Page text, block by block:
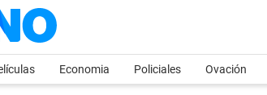
Economia Policiales Ovación